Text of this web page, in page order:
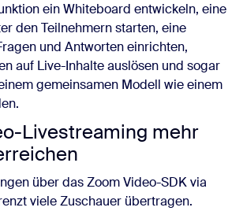
ein Whiteboard entwickeln, eine
den Teilnehmern starten, eine
und Antworten einrichten,
auf Live-Inhalte auslösen und sogar
gemeinsamen Modell wie einem
Livestreaming mehr
über das Zoom Video-SDK via
viele Zuschauer übertragen.